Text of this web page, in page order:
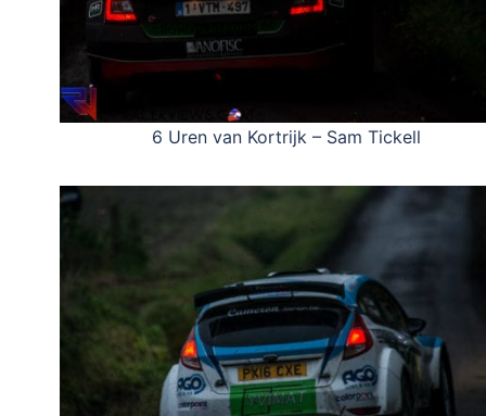
6 Uren van Kortrijk – Sam Tickell